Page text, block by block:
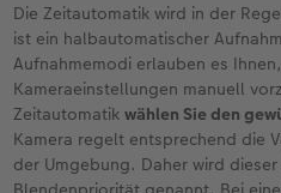
Die Zeitautomatik wird in der
ist ein halbautomatischer
Aufnahmemodi erlauben es
Kameraeinstellungen manuell
Zeitautomatikwählen Sie den
Kamera regelt entsprechend die
der Umgebung. Daher wird